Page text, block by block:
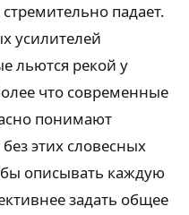
падает.
усилителей
льются рекой у
что современные
понимают
этих словесных
описывать каждую
задать общее